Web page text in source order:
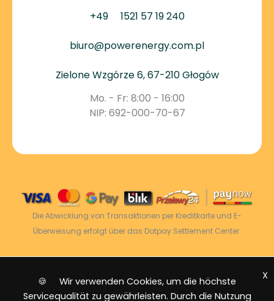
+49 1521 57 19 240
biuro@powerenergy.com.pl
Zielone Wzgórze 6, 67-210 Głogów
Mo. - Fr: 8:00 - 16:00
NIP: 692-000-70-67
Die Abwicklung von Transaktionen per Kreditkarte und E-
Überweisung erfolgt über das Dotpay Settlement Center.
2026 © Power Energy - Alle Rechte vorbehalten
Sitemap
🍪 Wir verwenden Cookies, um die höchste
Servicequalität zu gewährleisten. Durch die Nutzung
X